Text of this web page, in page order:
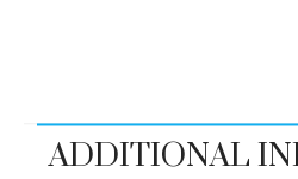
ADDITIONAL